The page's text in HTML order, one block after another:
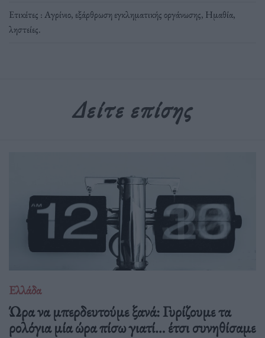
Ετικέτες :Αγρίνιο, εξάρθρωση εγκληματικής οργάνωσης, Ημαθία,
ληστείες.
Δείτε επίσης
Ελλάδα
Ώρα να μπερδευτούμε ξανά: Γυρίζουμε τα
ρολόγια μία ώρα πίσω γιατί… έτσι συνηθίσαμε